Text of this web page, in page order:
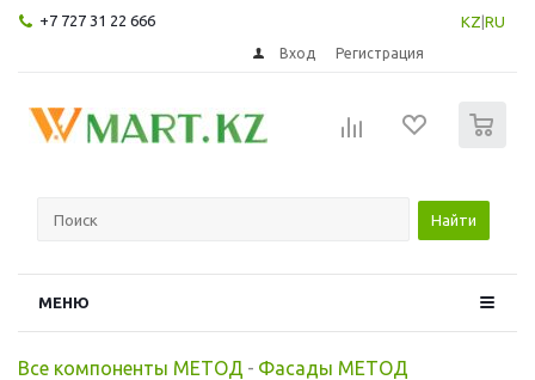
+7 727 31 22 666 KZ RU
Вход Регистрация
Найти
МЕНЮ
Все компоненты МЕТОД - Фасады МЕТОД